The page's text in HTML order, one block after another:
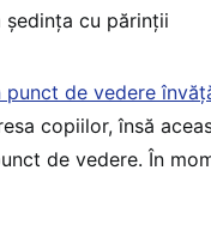
ședința cu părinții
de vedere
copiilor, însă
de vedere. În